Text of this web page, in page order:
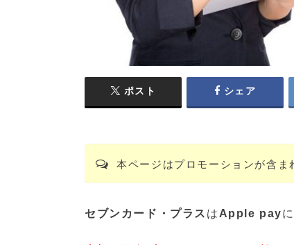
ポスト シェア
本ページはプロモーションが含ま
セブンカード・プラス は Apple pay